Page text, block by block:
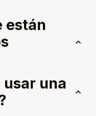
están
usar una